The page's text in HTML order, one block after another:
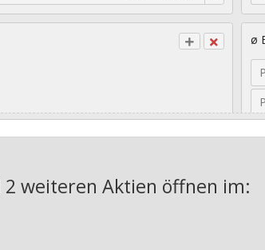
ø
2 weiteren Aktien öffnen im: